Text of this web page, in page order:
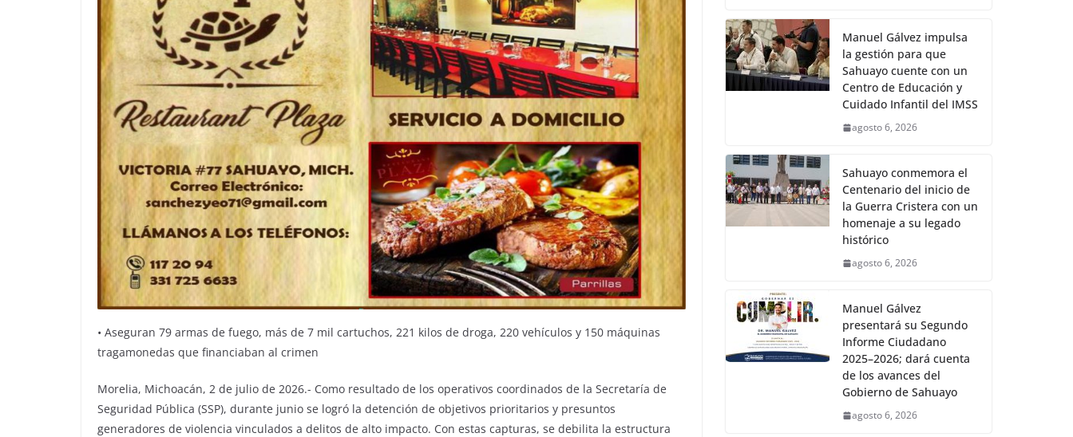
•⁠ ⁠Aseguran 79 armas de fuego, más de 7 mil cartuchos, 221 kilos de droga, 220 vehículos y 150 máquinas
tragamonedas que financiaban al crimen
Morelia, Michoacán, 2 de julio de 2026.- Como resultado de los operativos coordinados de la Secretaría de
Seguridad Pública (SSP), durante junio se logró la detención de objetivos prioritarios y presuntos
generadores de violencia vinculados a delitos de alto impacto. Con estas capturas, se debilita la estructura
Manuel Gálvez impulsa
la gestión para que
Sahuayo cuente con un
Centro de Educación y
Cuidado Infantil del IMSS
agosto 6, 2026
Sahuayo conmemora el
Centenario del inicio de
la Guerra Cristera con un
homenaje a su legado
histórico
agosto 6, 2026
Manuel Gálvez
presentará su Segundo
Informe Ciudadano
2025–2026; dará cuenta
de los avances del
Gobierno de Sahuayo
agosto 6, 2026